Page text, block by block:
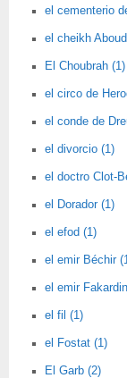
el cementerio
el cheikh
El Choubrah (1)
el circo de
el conde de
el divorcio (1)
el doctro Clot-
el Dorador (1)
el efod (1)
el emir Béchir
el emir
el fil (1)
el Fostat (1)
El Garb (2)